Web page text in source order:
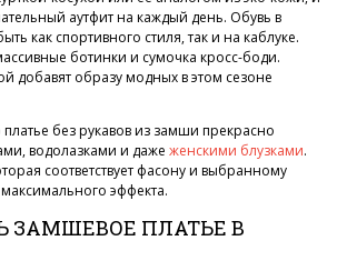
аутфит на каждый день. Обувь в
как спортивного стиля, так и на каблуке.
ботинки и сумочка кросс-боди.
добавят образу модных в этом сезоне
без рукавов из замши прекрасно
водолазками и даже женскими блузками.
соответствует фасону и выбранному
эффекта.
ЗАМШЕВОЕ ПЛАТЬЕ В